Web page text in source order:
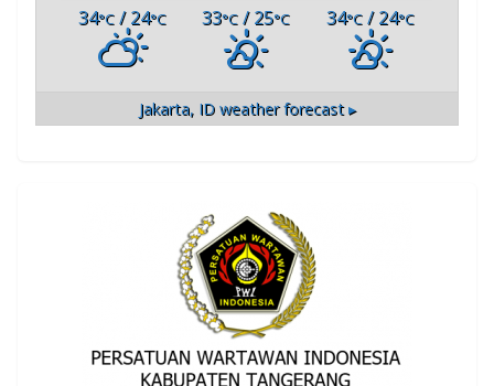
34°C / 24°C 33°C / 25°C 34°C/ 24°C
Jakarta, IDweather forecast ▸